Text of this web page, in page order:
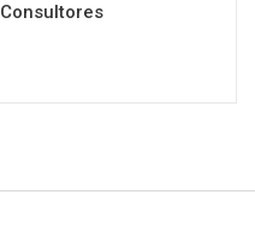
Consultores